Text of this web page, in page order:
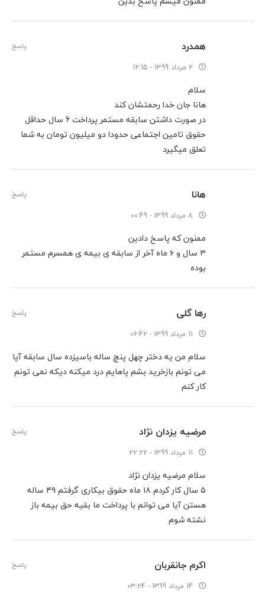
همدرد
2 مرداد 1399 - 12:15
سلام
هانا جان خدا رحمتشان کند
در صورت داشتن سابقه مستمر پرداخت 6 سال حداقل
حقوق تامین اجتماعی حدودا دو میلیون تومان به شما
تعلق میگیرد
پاسخ
هانا
8 مرداد 1399 - 00:49
ممنون که پاسخ دادین
۳ سال و ۶ ماه آخر از سابقه ی بیمه ی همسرم مستمر
بوده
پاسخ
رها گلی
11 مرداد 1399 - 06:42
سلام من یه دختر چهل پنچ ساله باسیزده سال سابقه آیا
می تونم بازخرید بشم پاهایم درد میکنه دیکه نمی تونم
کار کنم
پاسخ
مرضیه یزدان نژاد
11 مرداد 1399 - 22:22
سلام مرضیه یزدان نژاد
۵ سال کار کردم ۱۸ ماه حقوق بیکاری گرفتم ۴۹ ساله
هستن آیا می توانم با پرداخت ما بقیه حق بیمه باز
نشته شوم
پاسخ
اکرم جانقربان
14 مرداد 1399 - 03:24
پاسخ
تکمیل فرم